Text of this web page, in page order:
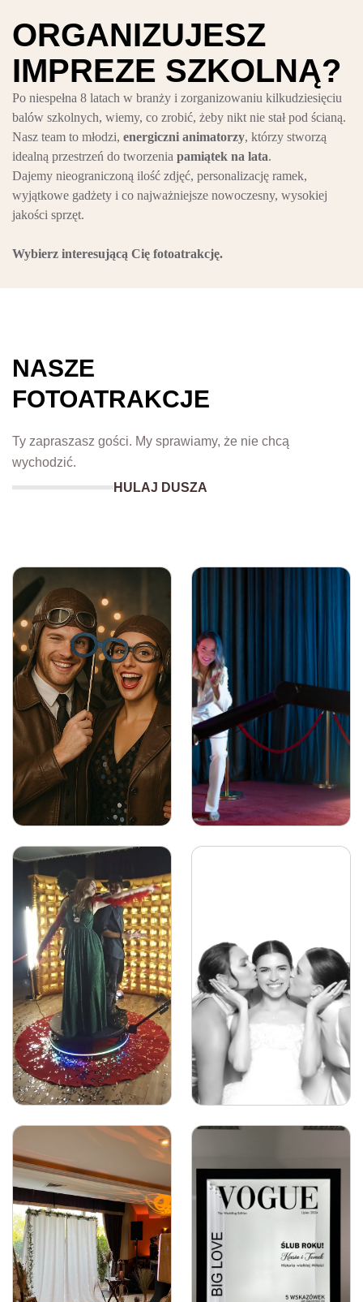
ORGANIZUJESZ
IMPREZE SZKOLNĄ?
Po niespełna 8 latach w branży i zorganizowaniu kilkudziesięciu
balów szkolnych, wiemy, co zrobić, żeby nikt nie stał pod ścianą.
Nasz team to młodzi, energiczni animatorzy, którzy stworzą
idealną przestrzeń do tworzenia pamiątek na lata.
Dajemy nieograniczoną ilość zdjęć, personalizację ramek,
wyjątkowe gadżety i co najważniejsze nowoczesny, wysokiej
jakości sprzęt.
Wybierz interesującą Cię fotoatrakcję.
NASZE
FOTOATRAKCJE
Ty zapraszasz gości. My sprawiamy, że nie chcą
wychodzić.
HULAJ DUSZA